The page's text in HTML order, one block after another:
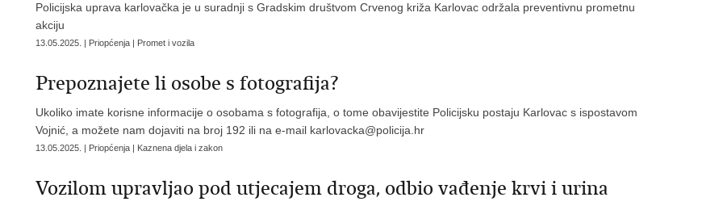
Policijska uprava karlovačka je u suradnji s Gradskim društvom Crvenog križa Karlovac održala preventivnu prometnu
akciju
13.05.2025. | Priopćenja | Promet i vozila
Prepoznajete li osobe s fotografija?
Ukoliko imate korisne informacije o osobama s fotografija, o tome obavijestite Policijsku postaju Karlovac s ispostavom
Vojnić, a možete nam dojaviti na broj 192 ili na e-mail karlovacka@policija.hr
13.05.2025. | Priopćenja | Kaznena djela i zakon
Vozilom upravljao pod utjecajem droga, odbio vađenje krvi i urina